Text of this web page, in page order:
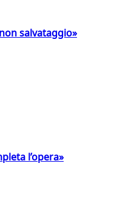
salvataggio»
l’opera»